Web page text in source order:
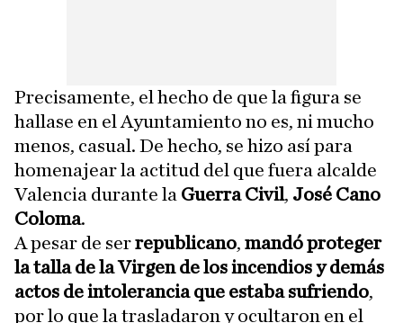
Precisamente, el hecho de que la figura se
hallase en el Ayuntamiento no es, ni mucho
menos, casual. De hecho, se hizo así para
homenajear la actitud del que fuera alcalde
Valencia durante la Guerra Civil, José Cano
Coloma.
A pesar de serrepublicano, mandó proteger
la talla de la Virgen de los incendios y demás
actos de intolerancia que estaba sufriendo,
por lo que la trasladaron y ocultaron en el